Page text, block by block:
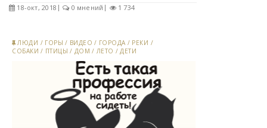
18-окт, 2018 0 мнений 1 734
ЛЮДИ / ГОРЫ / ВИДЕО / ГОРОДА / РЕКИ /
СОБАКИ / ПТИЦЫ / ДОМ / ЛЕТО /ДЕТИ